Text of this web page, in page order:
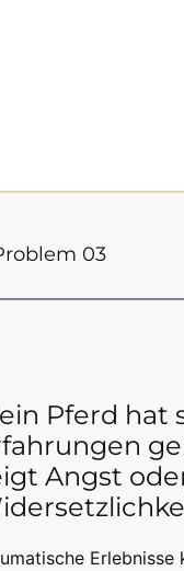
03
Pferd hat
Angst
Erlebnisse